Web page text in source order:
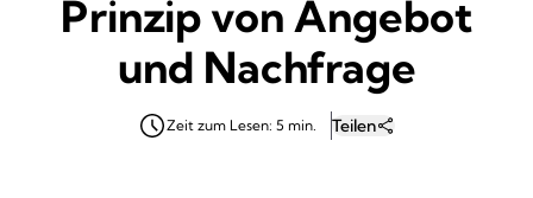
Prinzip von Angebot
und Nachfrage
Zeit zum Lesen: 5 min. Teilen